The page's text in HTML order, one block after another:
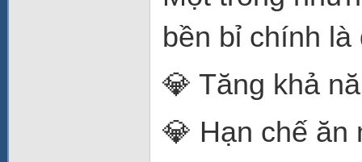
bền bỉ chính
💎 Tăng khả
💎 Hạn chế ăn